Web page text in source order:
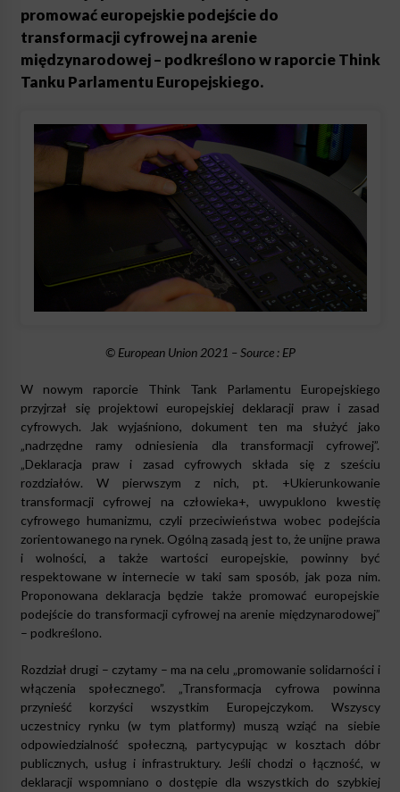
promować europejskie podejście do
transformacji cyfrowej na arenie
międzynarodowej – podkreślono w raporcie Think
Tanku Parlamentu Europejskiego.
© European Union 2021 – Source : EP
W nowym raporcie Think Tank Parlamentu Europejskiego
przyjrzał się projektowi europejskiej deklaracji praw i zasad
cyfrowych. Jak wyjaśniono, dokument ten ma służyć jako
„nadrzędne ramy odniesienia dla transformacji cyfrowej”.
„Deklaracja praw i zasad cyfrowych składa się z sześciu
rozdziałów. W pierwszym z nich, pt. +Ukierunkowanie
transformacji cyfrowej na człowieka+, uwypuklono kwestię
cyfrowego humanizmu, czyli przeciwieństwa wobec podejścia
zorientowanego na rynek. Ogólną zasadą jest to, że unijne prawa
i wolności, a także wartości europejskie, powinny być
respektowane w internecie w taki sam sposób, jak poza nim.
Proponowana deklaracja będzie także promować europejskie
podejście do transformacji cyfrowej na arenie międzynarodowej”
– podkreślono.
Rozdział drugi – czytamy – ma na celu „promowanie solidarności i
włączenia społecznego”. „Transformacja cyfrowa powinna
przynieść korzyści wszystkim Europejczykom. Wszyscy
uczestnicy rynku (w tym platformy) muszą wziąć na siebie
odpowiedzialność społeczną, partycypując w kosztach dóbr
publicznych, usług i infrastruktury. Jeśli chodzi o łączność, w
deklaracji wspomniano o dostępie dla wszystkich do szybkiej